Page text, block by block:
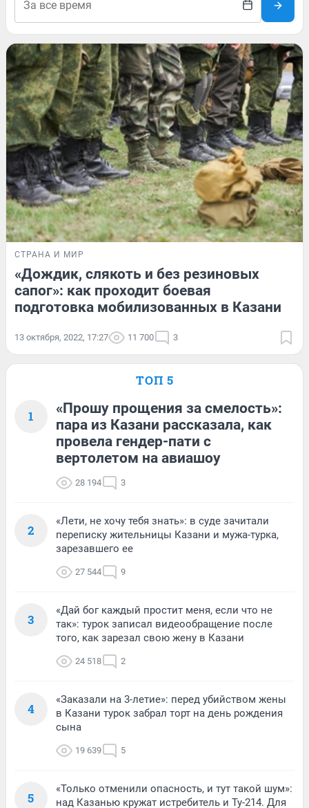
СТРАНА И МИР
«Дождик, слякоть и без резиновых
сапог»: как проходит боевая
подготовка мобилизованных в Казани
13 октября, 2022, 17:27 11 700 3
ТОП 5
1
«Прошу прощения за смелость»:
пара из Казани рассказала, как
провела гендер-пати с
вертолетом на авиашоу
28 194 3
2
«Лети, не хочу тебя знать»: в суде зачитали
переписку жительницы Казани и мужа-турка,
зарезавшего ее
27 544 9
3
«Дай бог каждый простит меня, если что не
так»: турок записал видеообращение после
того, как зарезал свою жену в Казани
24 518 2
4
«Заказали на 3-летие»: перед убийством жены
в Казани турок забрал торт на день рождения
сына
19 639 5
5
«Только отменили опасность, и тут такой шум»:
над Казанью кружат истребитель и Ту-214. Для